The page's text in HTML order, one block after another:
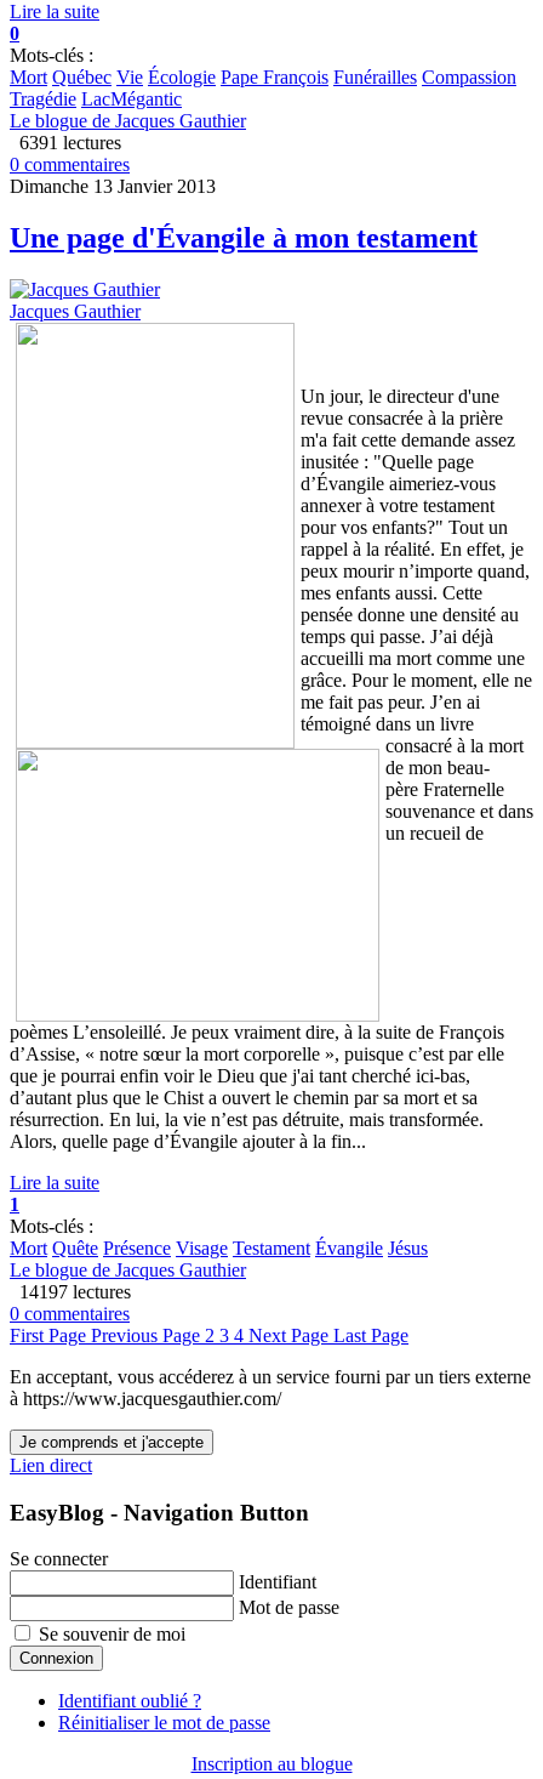
Lire la suite
0
Mots-clés :
Mort Québec Vie Écologie Pape François Funérailles Compassion
Tragédie LacMégantic
Le blogue de Jacques Gauthier
6391 lectures
0 commentaires
Dimanche 13 Janvier 2013
Une page d'Évangile à mon testament
Jacques Gauthier
Un jour, le directeur d'une
revue consacrée à la prière
m'a fait cette demande assez
inusitée : "Quelle page
d’Évangile aimeriez-vous
annexer à votre testament
pour vos enfants?" Tout un
rappel à la réalité. En effet, je
peux mourir n’importe quand,
mes enfants aussi. Cette
pensée donne une densité au
temps qui passe. J’ai déjà
accueilli ma mort comme une
grâce. Pour le moment, elle ne
me fait pas peur. J’en ai
témoigné dans un livre
consacré à la mort
de mon beau-
père Fraternelle
souvenance et dans
un recueil de
poèmes L’ensoleillé. Je peux vraiment dire, à la suite de François
d’Assise, « notre sœur la mort corporelle », puisque c’est par elle
que je pourrai enfin voir le Dieu que j'ai tant cherché ici-bas,
d’autant plus que le Chist a ouvert le chemin par sa mort et sa
résurrection. En lui, la vie n’est pas détruite, mais transformée.
Alors, quelle page d’Évangile ajouter à la fin...
Lire la suite
1
Mots-clés :
Mort Quête Présence Visage Testament Évangile Jésus
Le blogue de Jacques Gauthier
14197 lectures
0 commentaires
First Page Previous Page 2 3 4 Next Page Last Page
En acceptant, vous accéderez à un service fourni par un tiers externe
à https://www.jacquesgauthier.com/
Je comprends et j'accepte
Lien direct
EasyBlog - Navigation Button
Se connecter
Identifiant
Mot de passe
Se souvenir de moi
Connexion
Identifiant oublié ?
Réinitialiser le mot de passe
Inscription au blogue